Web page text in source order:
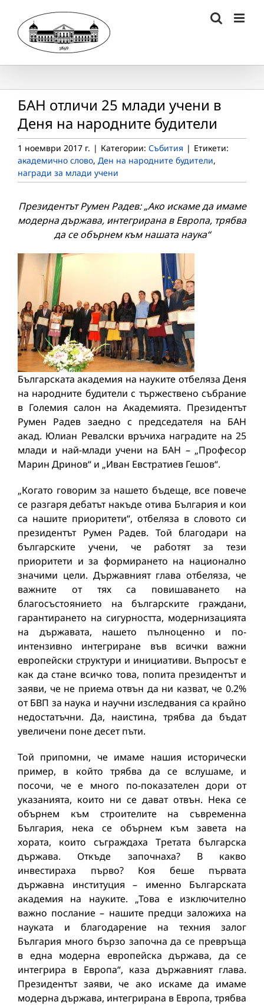
content
БАН отличи 25 млади учени в
Деня на народните будители
1 ноември 2017 г. | Категории: Събития | Етикети:
академично слово, Ден на народните будители,
награди за млади учени
Президентът Румен Радев: „Ако искаме да имаме
модерна държава, интегрирана в Европа, трябва
да се обърнем към нашата наука“
Българската академия на науките отбеляза Деня
на народните будители с тържествено събрание
в Големия салон на Академията. Президентът
Румен Радев заедно с председателя на БАН
акад. Юлиан Ревалски връчиха наградите на 25
млади и най-млади учени на БАН – „Професор
Марин Дринов“ и „Иван Евстратиев Гешов“.
„Когато говорим за нашето бъдеще, все повече
се разгаря дебатът накъде отива България и кои
са нашите приоритети“, отбеляза в словото си
президентът Румен Радев. Той благодари на
българските учени, че работят за тези
приоритети и за формирането на национално
значими цели. Държавният глава отбеляза, че
важните от тях са повишаването на
благосъстоянието на българските граждани,
гарантирането на сигурността, модернизацията
на държавата, нашето пълноценно и по-
интензивно интегриране във всички важни
европейски структури и инициативи. Въпросът е
как да стане всичко това, попита президентът и
заяви, че не приема отвън да ни казват, че 0.2%
от БВП за наука и научни изследвания са крайно
недостатъчни. Да, наистина, трябва да бъдат
увеличени поне десет пъти.
Той припомни, че имаме нашия исторически
пример, в който трябва да се вслушаме, и
посочи, че е много по-показателен дори от
указанията, които ни се дават отвън. Нека се
обърнем към строителите на съвременна
България, нека се обърнем към завета на
хората, които съграждаха Третата българска
държава. Откъде започнаха? В какво
инвестираха първо? Коя беше първата
държавна институция – именно Българската
академия на науките. „Това е изключително
важно послание – нашите предци заложиха на
науката и благодарение на техния залог
България много бързо започна да се превръща
в една модерна европейска държава, да се
интегрира в Европа“, каза държавният глава.
Президентът заяви, че ако искаме да имаме
модерна държава, интегрирана в Европа, трябва